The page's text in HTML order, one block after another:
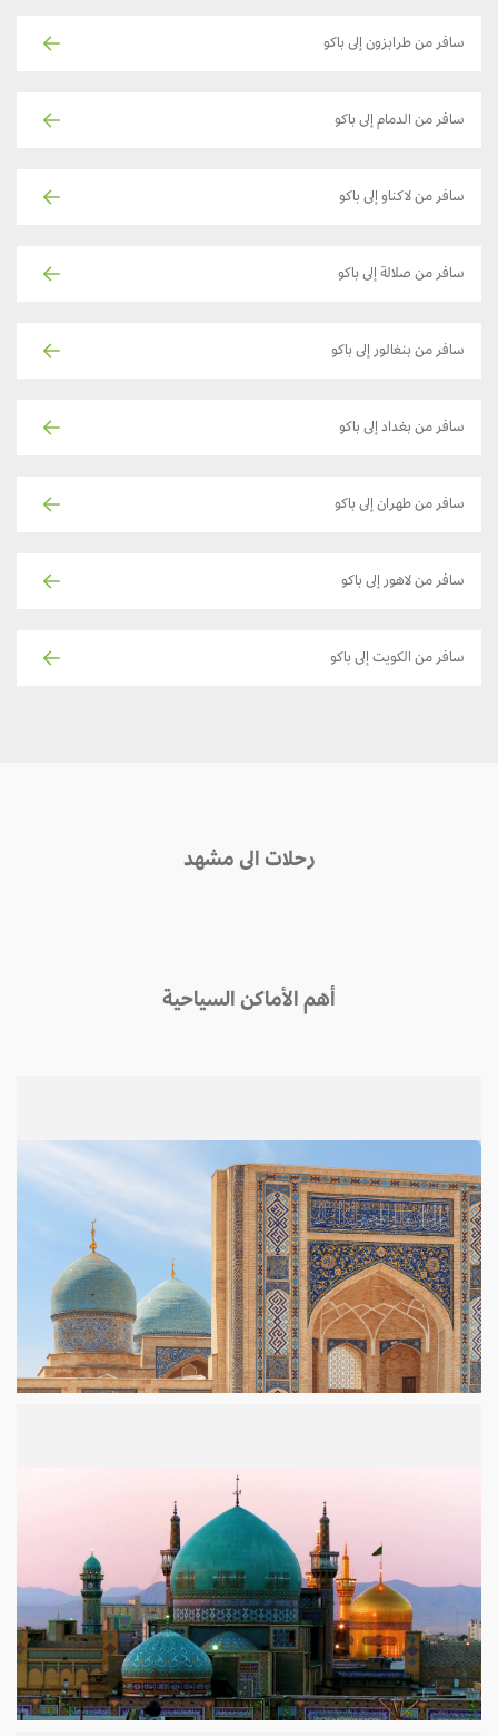
سافر من طرابزون إلى باكو
سافر من الدمام إلى باكو
سافر من لاكناو إلى باكو
سافر من صلالة إلى باكو
سافر من بنغالور إلى باكو
سافر من بغداد إلى باكو
سافر من طهران إلى باكو
سافر من لاهور إلى باكو
سافر من الكويت إلى باكو
رحلات الى مشهد
أهم الأماكن السياحية